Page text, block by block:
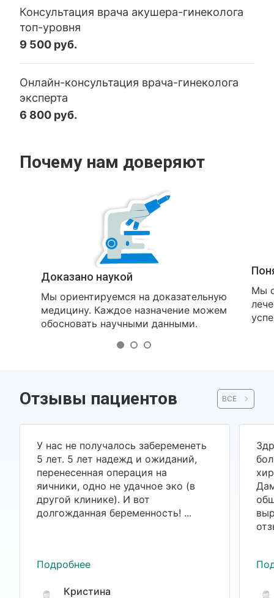
Консультация врача акушера-гинеколога
топ-уровня
9 500 руб.
Онлайн-консультация врача-гинеколога
эксперта
6 800 руб.
Почему нам доверяют
Доказано наукой
Мы ориентируемся на доказательную
медицину. Каждое назначение можем
обосновать научными данными.
Мы
Отзывы пациентов ВСЕ
У нас не получалось забеременеть
5 лет. 5 лет надежд и ожиданий,
перенесенная операция на
яичники, одно не удачное эко (в
другой клинике). И вот
долгожданная беременность! ...
Подробнее
Кристина